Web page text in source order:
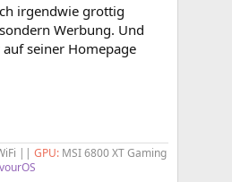
irgendwie grottig
Werbung. Und
seiner Homepage
|| GPU:MSI 6800 XT Gaming